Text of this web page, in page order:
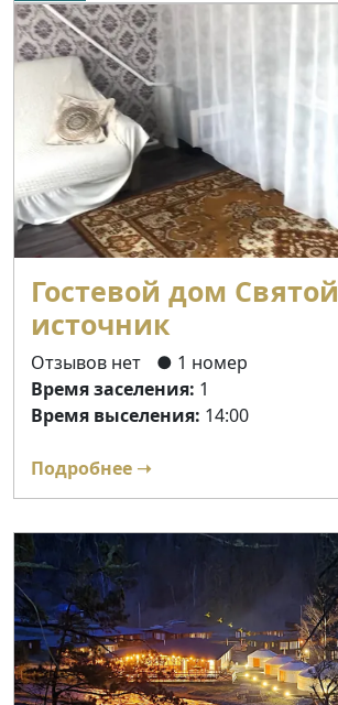
Гостевой дом Святой
источник
Отзывов нет
● 1 номер
Время заселения: 1
Время выселения: 14:00
Подробнее ➝